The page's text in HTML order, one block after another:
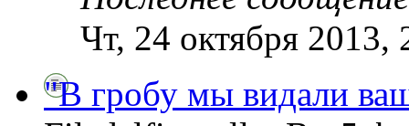
Чт, 24 октября 2013,
"В гробу мы видали